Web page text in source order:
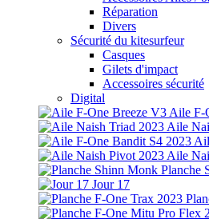
Réparation
Divers
Sécurité du kitesurfeur
Casques
Gilets d'impact
Accessoires sécurité
Digital
Aile F-
Aile
Aile
Planche
Jour 17